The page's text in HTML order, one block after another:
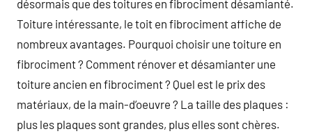
désormais que des toitures en fibrociment désamianté.
Toiture intéressante, le toit en fibrociment affiche de
nombreux avantages. Pourquoi choisir une toiture en
fibrociment ? Comment rénover et désamianter une
toiture ancien en fibrociment ? Quel est le prix des
matériaux, de la main-d’oeuvre ? La taille des plaques :
plus les plaques sont grandes, plus elles sont chères.